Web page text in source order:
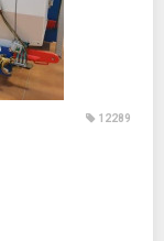
12289